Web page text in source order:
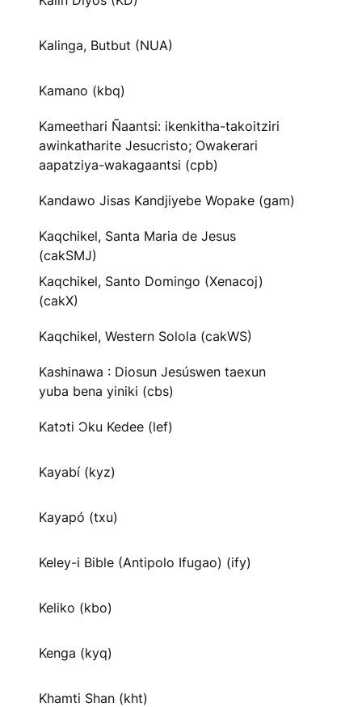
Kalinga, Butbut (NUA)
Kamano (kbq)
Kameethari Ñaantsi: ikenkitha-takoitziri
awinkatharite Jesucristo; Owakerari
aapatziya-wakagaantsi (cpb)
Kandawo Jisas Kandjiyebe Wopake (gam)
Kaqchikel, Santa Maria de Jesus
(cakSMJ)
Kaqchikel, Santo Domingo (Xenacoj)
(cakX)
Kaqchikel, Western Solola (cakWS)
Kashinawa : Diosun Jesúswen taexun
yuba bena yiniki (cbs)
Katɔti Ɔku Kedee (lef)
Kayabí (kyz)
Kayapó (txu)
Keley-i Bible (Antipolo Ifugao) (ify)
Keliko (kbo)
Kenga (kyq)
Khamti Shan (kht)